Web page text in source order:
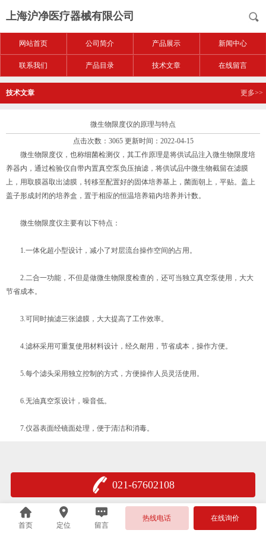
上海沪净医疗器械有限公司
网站首页 公司简介 产品展示 新闻中心
联系我们 产品目录 技术文章 在线留言
技术文章 更多>>
微生物限度仪的原理与特点
点击次数：3065 更新时间：2022-04-15
微生物限度仪，也称细菌检测仪，其工作原理是将供试品注入微生物限度培
养器内，通过检验仪自带内置真空泵负压抽滤，将供试品中微生物截留在滤膜
上，用取膜器取出滤膜，转移至配置好的固体培养基上，菌面朝上，平贴。盖上
盖子形成封闭的培养盒，置于相应的恒温培养箱内培养并计数。
微生物限度仪主要有以下特点：
1.一体化超小型设计，减小了对层流台操作空间的占用。
2.二合一功能，不但是做微生物限度检查的，还可当独立真空泵使用，大大
节省成本。
3.可同时抽滤三张滤膜，大大提高了工作效率。
4.滤杯采用可重复使用材料设计，经久耐用，节省成本，操作方便。
5.每个滤头采用独立控制的方式，方便操作人员灵活使用。
6.无油真空泵设计，噪音低。
7.仪器表面经镜面处理，便于清洁和消毒。
021-67602108
首页 定位 留言
热线电话 在线询价